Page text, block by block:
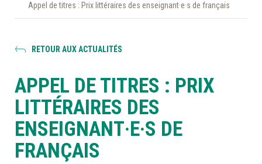
PERFECTIONNEMENT
ET SERVICES AUX MEMBRES
À LA POINTE DE LA PROFESSION
RÉPERTOIRE DES MEMBRES
À PROPOS DEVENIR MEMBRE
Appel de titres : Prix littéraires des enseignant·e·s de français
RETOUR AUX ACTUALITÉS
APPEL DE TITRES : PRIX
LITTÉRAIRES DES
ENSEIGNANT·E·S DE
FRANÇAIS